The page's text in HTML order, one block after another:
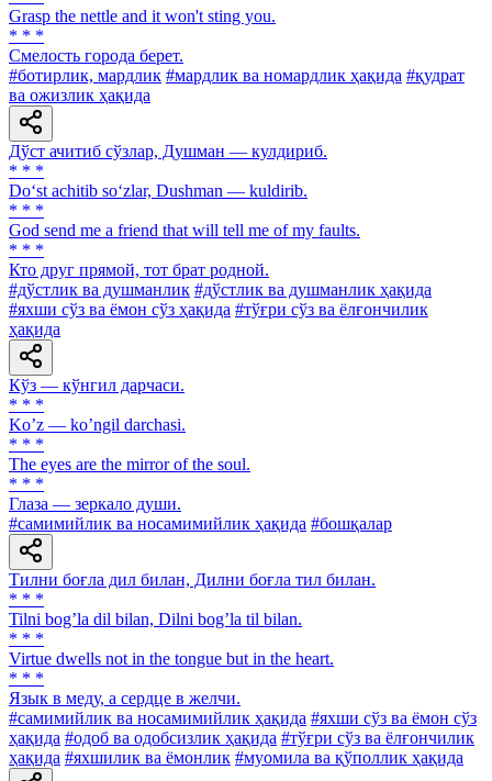
Grasp the nettle and it won't sting you.
* * *
Смелость города берет.
#ботирлик, мардлик #мардлик ва номардлик ҳақида #қудрат
ва ожизлик ҳақида
Дўст ачитиб сўзлар, Душман — кулдириб.
* * *
Do‘st achitib so‘zlar, Dushman — kuldirib.
* * *
God send me a friend that will tell me of my faults.
* * *
Кто друг прямой, тот брат родной.
#дўстлик ва душманлик #дўстлик ва душманлик ҳақида
#яхши сўз ва ёмон сўз ҳақида #тўғри сўз ва ёлғончилик
ҳақида
Кўз — кўнгил дарчаси.
* * *
Koʼz — koʼngil darchasi.
* * *
The eyes are the mirror of the soul.
* * *
Глаза — зеркало души.
#самимийлик ва носамимийлик ҳақида #бошқалар
Тилни боғла дил билан, Дилни боғла тил билан.
* * *
Tilni bogʼla dil bilan, Dilni bogʼla til bilan.
* * *
Virtue dwells not in the tongue but in the heart.
* * *
Язык в меду, a сердце в желчи.
#самимийлик ва носамимийлик ҳақида #яхши сўз ва ёмон сўз
ҳақида #одоб ва одобсизлик ҳақида #тўғри сўз ва ёлғончилик
ҳақида #яхшилик ва ёмонлик #муомила ва қўполлик ҳақида